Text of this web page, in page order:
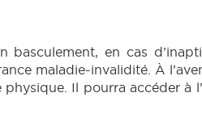
basculement, en cas
maladie-invalidité. À
Il pourra accéder à